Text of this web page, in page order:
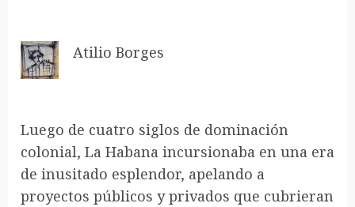
Atilio Borges
Luego de cuatro siglos de dominación
colonial, La Habana incursionaba en una era
de inusitado esplendor, apelando a
proyectos públicos y privados que cubrieran